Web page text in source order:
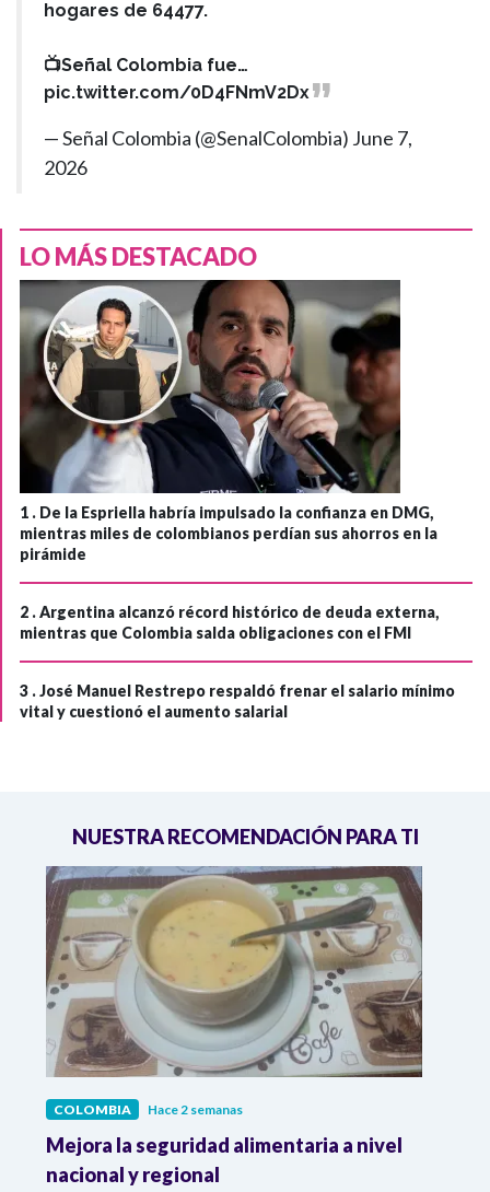
hogares de 64477.
📺Señal Colombia fue…
pic.twitter.com/0D4FNmV2Dx
— Señal Colombia (@SenalColombia) June 7,
2026
LO MÁS DESTACADO
1 . De la Espriella habría impulsado la confianza en DMG,
mientras miles de colombianos perdían sus ahorros en la
pirámide
2 .Argentina alcanzó récord histórico de deuda externa,
mientras que Colombia salda obligaciones con el FMI
3 .José Manuel Restrepo respaldó frenar el salario mínimo
vital y cuestionó el aumento salarial
NUESTRA RECOMENDACIÓN PARA TI
COLOMBIA Hace 2 semanas
Mejora la seguridad alimentaria a nivel
nacional y regional